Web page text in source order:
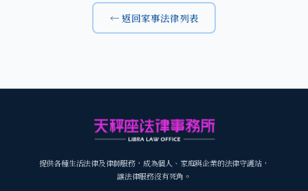
← 返回家事法律列表
提供各種生活法律及律師服務，成為個人、家庭與企業的法律守護站，
讓法律服務沒有死角。